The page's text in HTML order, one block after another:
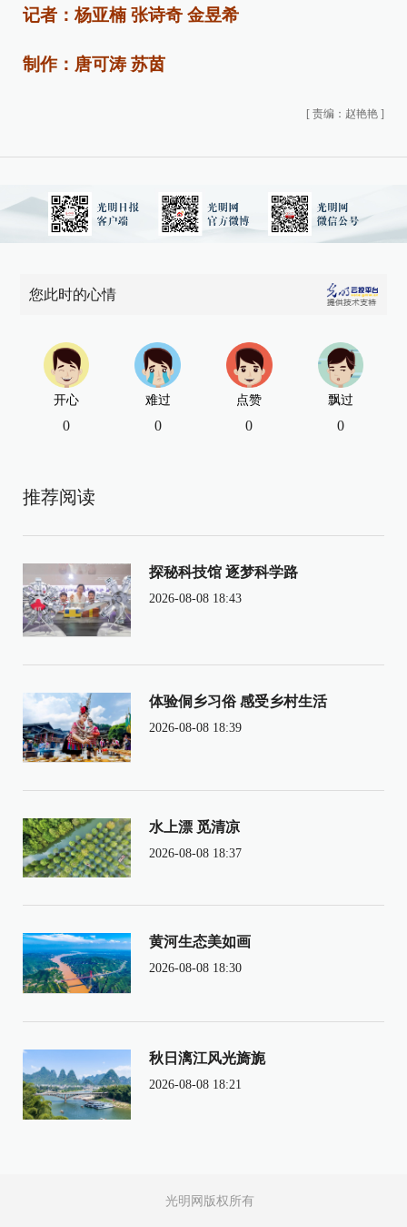
记者：杨亚楠 张诗奇 金昱希
制作：唐可涛 苏茵
[ 责编：赵艳艳 ]
您此时的心情
开心
0
难过
0
点赞
0
飘过
0
推荐阅读
探秘科技馆 逐梦科学路
2026-08-08 18:43
体验侗乡习俗 感受乡村生活
2026-08-08 18:39
水上漂 觅清凉
2026-08-08 18:37
黄河生态美如画
2026-08-08 18:30
秋日漓江风光旖旎
2026-08-08 18:21
光明网版权所有